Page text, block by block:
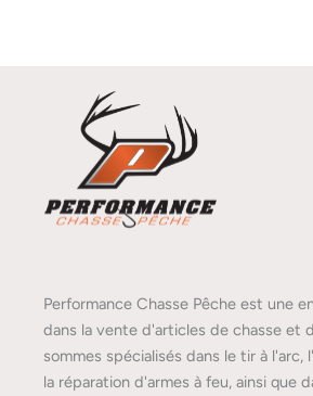
Performance Chasse Pêche est une
dans la vente d'articles de chasse et
sommes spécialisés dans le tir à l'arc,
la réparation d'armes à feu, ainsi que